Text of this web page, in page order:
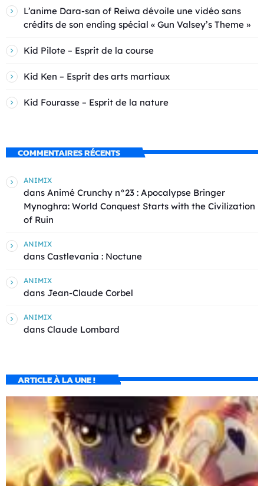
L’anime Dara-san of Reiwa dévoile une vidéo sans
crédits de son ending spécial « Gun Valsey’s Theme »
Kid Pilote – Esprit de la course
Kid Ken – Esprit des arts martiaux
Kid Fourasse – Esprit de la nature
COMMENTAIRES RÉCENTS
ANIMIX
dans Animé Crunchy n°23 : Apocalypse Bringer
Mynoghra: World Conquest Starts with the Civilization
of Ruin
ANIMIX
dans Castlevania : Noctune
ANIMIX
dans Jean-Claude Corbel
ANIMIX
dans Claude Lombard
ARTICLE À LA UNE !